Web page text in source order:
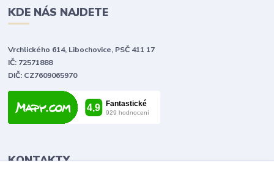
KDE NÁS NAJDETE
Vrchlického 614, Libochovice, PSČ 411 17
IČ: 72571888
DIČ: CZ7609065970
KONTAKTY